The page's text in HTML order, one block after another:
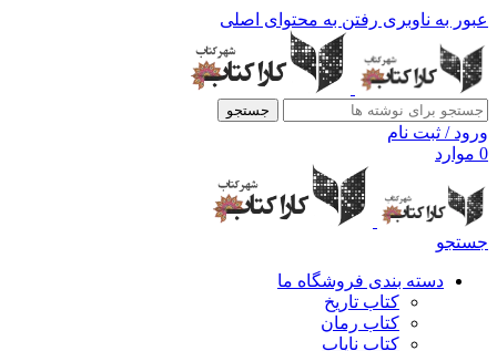
عبور به ناوبری رفتن به محتوای اصلی
جستجو
ورود / ثبت نام
0 موارد
جستجو
دسته بندی فروشگاه ما
کتاب تاریخ
کتاب رمان
کتاب نایاب